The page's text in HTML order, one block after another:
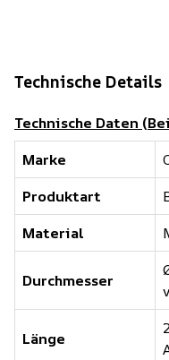
Technische Details
Technische Daten
Marke
Produktart
Material
Durchmesser
Länge